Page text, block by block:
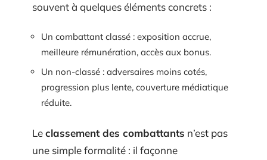
souvent à quelques éléments concrets :
Un combattant classé : exposition accrue,
meilleure rémunération, accès aux bonus.
Un non-classé : adversaires moins cotés,
progression plus lente, couverture médiatique
réduite.
Leclassement des combattants n’est pas
une simple formalité : il façonne